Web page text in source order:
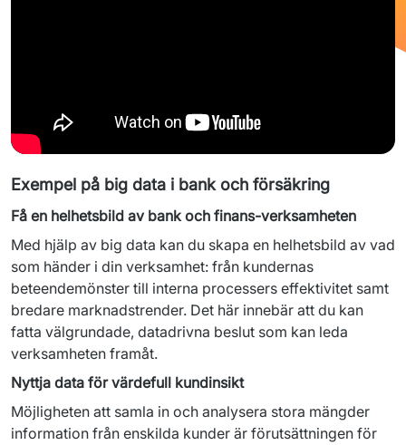
Exempel på big data i bank och försäkring
Få en helhetsbild av bank och finans-verksamheten
Med hjälp av big data kan du skapa en helhetsbild av vad
som händer i din verksamhet: från kundernas
beteendemönster till interna processers effektivitet samt
bredare marknadstrender. Det här innebär att du kan
fatta välgrundade, datadrivna beslut som kan leda
verksamheten framåt.
Nyttja data för värdefull kundinsikt
Möjligheten att samla in och analysera stora mängder
information från enskilda kunder är förutsättningen för